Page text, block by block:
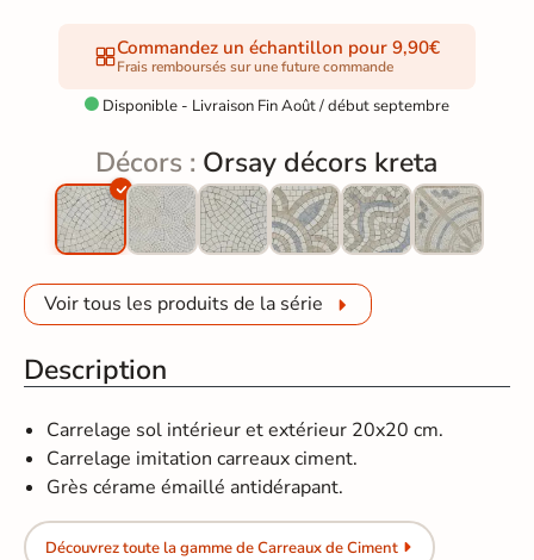
Commandez un échantillon pour 9,90€
Frais remboursés sur une future commande
 Disponible - Livraison Fin Août / début septembre
Décors : Orsay décors kreta
Voir tous les produits de la série
Description
Carrelage sol intérieur et extérieur 20x20 cm.
Carrelage imitation carreaux ciment.
Grès cérame émaillé antidérapant.
Découvrez toute la gamme de Carreaux de Ciment